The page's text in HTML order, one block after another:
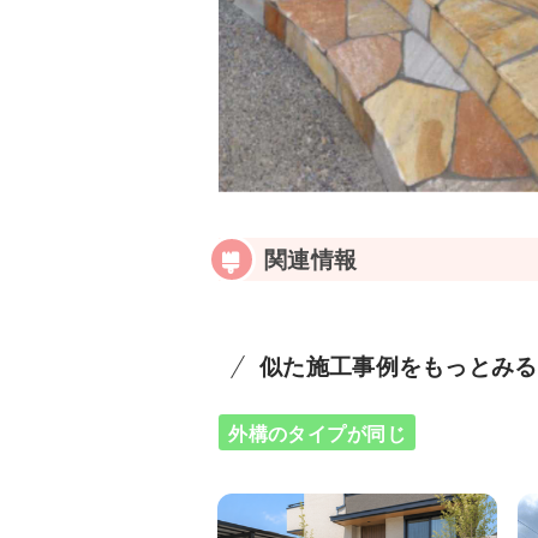
関連情報
似た施工事例をもっとみる
外構のタイプが同じ